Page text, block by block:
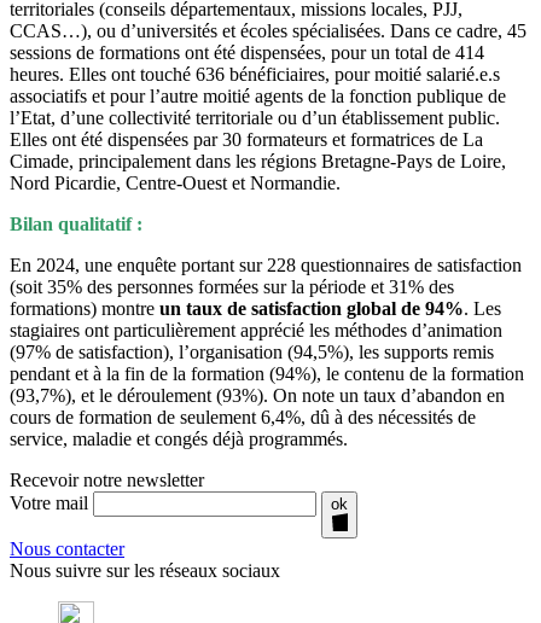
territoriales (conseils départementaux, missions locales, PJJ,
CCAS…), ou d’universités et écoles spécialisées. Dans ce cadre, 45
sessions de formations ont été dispensées, pour un total de 414
heures. Elles ont touché 636 bénéficiaires, pour moitié salarié.e.s
associatifs et pour l’autre moitié agents de la fonction publique de
l’Etat, d’une collectivité territoriale ou d’un établissement public.
Elles ont été dispensées par 30 formateurs et formatrices de La
Cimade, principalement dans les régions Bretagne-Pays de Loire,
Nord Picardie, Centre-Ouest et Normandie.
Bilan qualitatif :
En 2024, une enquête portant sur 228 questionnaires de satisfaction
(soit 35% des personnes formées sur la période et 31% des
formations) montre un taux de satisfaction global de 94%. Les
stagiaires ont particulièrement apprécié les méthodes d’animation
(97% de satisfaction), l’organisation (94,5%), les supports remis
pendant et à la fin de la formation (94%), le contenu de la formation
(93,7%), et le déroulement (93%). On note un taux d’abandon en
cours de formation de seulement 6,4%, dû à des nécessités de
service, maladie et congés déjà programmés.
Recevoir notre newsletter
Votre mail
ok
Nous contacter
Nous suivre sur les réseaux sociaux